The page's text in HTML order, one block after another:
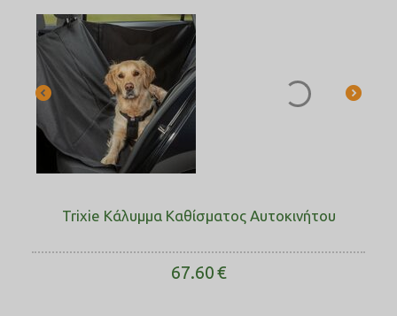
Trixie Κάλυμμα Καθίσματος Αυτοκινήτου
67.60€